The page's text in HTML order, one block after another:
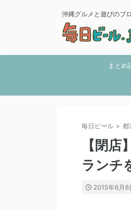
沖縄グルメと遊びのブ
まとめ
毎日ビール > 都
【閉
ランチ
2015年6月8